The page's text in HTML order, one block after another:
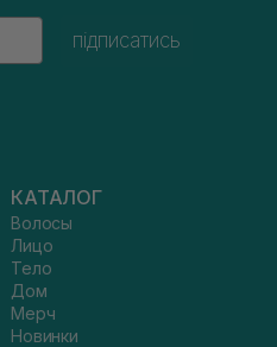
підписатись
КАТАЛОГ
Волосы
Лицо
Тело
Дом
Мерч
Новинки